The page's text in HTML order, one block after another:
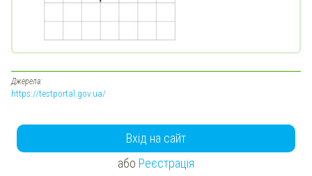
Джерела:
https://testportal.gov.ua/
Вхід на сайт
або Реєстрація